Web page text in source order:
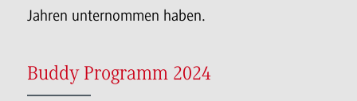
Jahren unternommen haben.
Buddy Programm 2024